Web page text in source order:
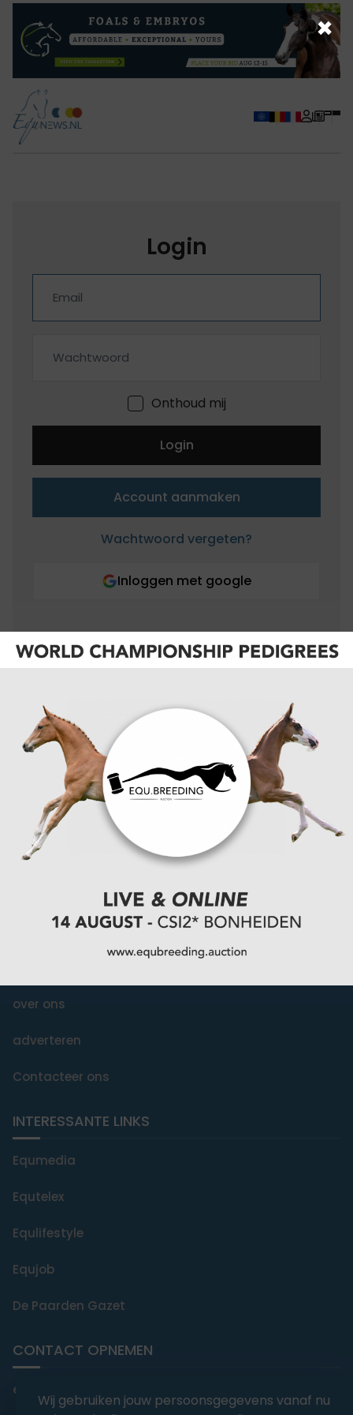
Login
Onthoud mij
Login
Account aanmaken
Wachtwoord vergeten?
Inloggen met google
over ons
adverteren
Contacteer ons
INTERESSANTE LINKS
Equmedia
Equtelex
Equlifestyle
Equjob
De Paarden Gazet
CONTACT OPNEMEN
editorial@equmedia.be
×
Wij gebruiken jouw persoonsgegevens vanaf nu